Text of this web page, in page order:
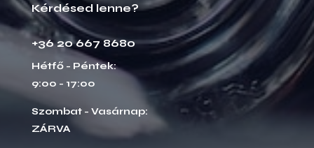
Kérdésed lenne?
+36 20 667 8680
Hétfő - Péntek:
9:00 - 17:00
Szombat - Vasárnap:
ZÁRVA